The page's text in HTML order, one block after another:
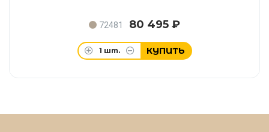
72481 80 495 ₽
1 шт. КУПИТЬ